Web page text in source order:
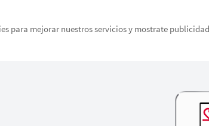
para mejorar nuestros servicios y mostrate